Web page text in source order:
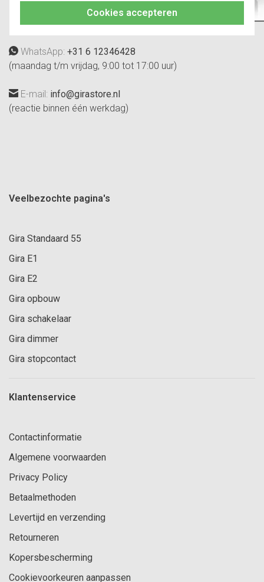
Cookies accepteren
(maandag t/m vrijdag, 09:00 tot 12:00 en
13:00 tot 17:00 uur)
WhatsApp: +31 6 12346428
(maandag t/m vrijdag, 9:00 tot 17:00 uur)
E-mail: info@girastore.nl
(reactie binnen één werkdag)
Veelbezochte pagina's
Gira Standaard 55
Gira E1
Gira E2
Gira opbouw
Gira schakelaar
Gira dimmer
Gira stopcontact
Klantenservice
Contactinformatie
Algemene voorwaarden
Privacy Policy
Betaalmethoden
Levertijd en verzending
Retourneren
Kopersbescherming
Cookievoorkeuren aanpassen